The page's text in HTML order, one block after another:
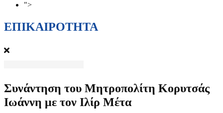
">
ΕΠΙΚΑΙΡΟΤΗΤΑ
​Συνάντηση του Μητροπολίτη Κορυτσάς
Ιωάννη με τον Ιλίρ Μέτα